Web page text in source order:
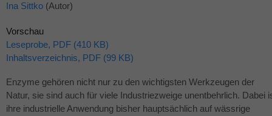
Ina Sittko (Autor)
Vorschau
Leseprobe, PDF (410 KB)
Inhaltsverzeichnis, PDF (99 KB)
Enzyme gehören nicht nur zu den wichtigsten Werkzeugen der
Natur, sie sind auch für viele Industriezweige unentbehrlich. Dabei
ihre industrielle Anwendung bisher hauptsächlich auf wässrige